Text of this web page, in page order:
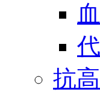
抗